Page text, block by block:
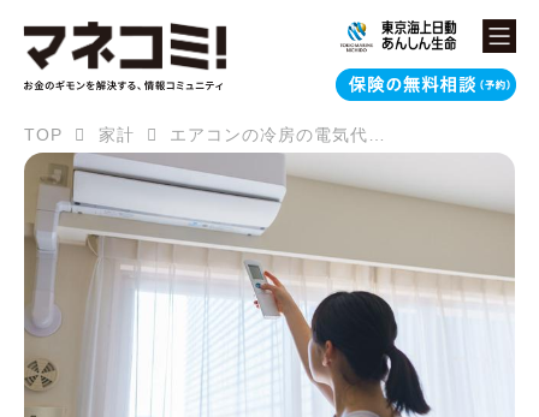
TOP 家計 エアコンの冷房の電気代、この使い方で安くなる！節約のプロが徹底解説